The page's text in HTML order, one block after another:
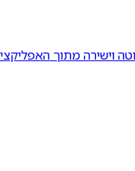
וישירה מתוך